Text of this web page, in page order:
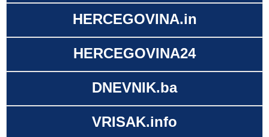
HERCEGOVINA.in
HERCEGOVINA24
DNEVNIK.ba
VRISAK.info